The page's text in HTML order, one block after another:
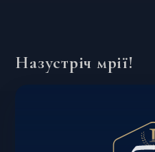
Назустріч мрії!